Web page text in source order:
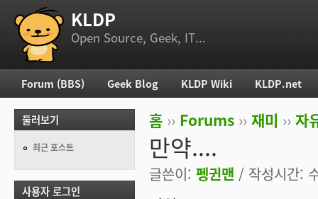
부 메뉴 KLDP
Open Source, Geek, IT...
현재 위치
홈 ›› Forums ›› 재미 ›› 자
만약....
글쓴이: 펭귄맨 / 작성시간:
주 메뉴
Forum (BBS) Geek Blog KLDP Wiki KLDP.net
둘러보기
최근 포스트
사용자 로그인